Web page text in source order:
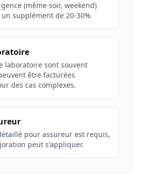
(même soir, weekend)
supplément de 20-30%.
laboratoire sont souvent
être facturées
des cas complexes.
pour assureur est requis,
peut s'appliquer.